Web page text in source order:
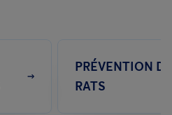
PRÉVENTION DE
RATS